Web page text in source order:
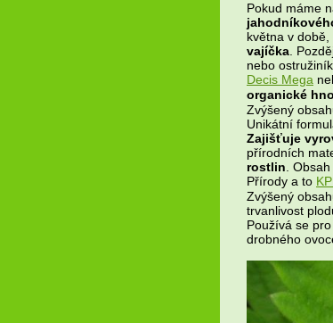
Pokud máme
května v
vajíčka .
nebo
Decis Mega
organické
Zvýšený
Unikátní
Zajišťuje
přírodních
rostlin .
Přírody a to
Zvýšený
trvanlivost
Používá se
drobného